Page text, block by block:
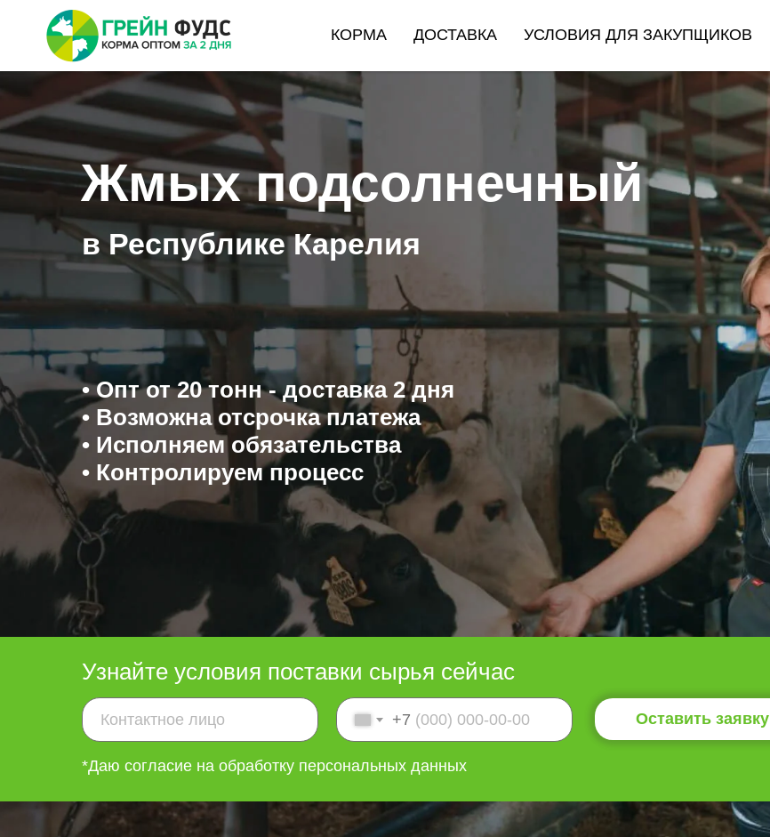
КОРМА ДОСТАВКА УСЛОВИЯ ДЛЯ ЗАКУПЩИКОВ
Жмых подсолнечный
Узнайте условия поставки сырья сейчас
*Даю согласие на обработку персональных данных
• Опт от 20 тонн - доставка 2 дня
• Возможна отсрочка платежа
• Исполняем обязательства
• Контролируем процесс
+7 Оставить заявку
в Республике Карелия